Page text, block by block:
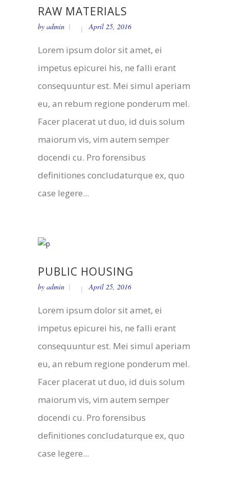
RAW MATERIALS
by admin April 25, 2016
Lorem ipsum dolor sit amet, ei
impetus epicurei his, ne falli erant
consequuntur est. Mei simul aperiam
eu, an rebum regione ponderum mel.
Facer placerat ut duo, id duis solum
maiorum vis, vim autem semper
docendi cu. Pro forensibus
definitiones concludaturque ex, quo
case legere...
PUBLIC HOUSING
by admin April 25, 2016
Lorem ipsum dolor sit amet, ei
impetus epicurei his, ne falli erant
consequuntur est. Mei simul aperiam
eu, an rebum regione ponderum mel.
Facer placerat ut duo, id duis solum
maiorum vis, vim autem semper
docendi cu. Pro forensibus
definitiones concludaturque ex, quo
case legere...